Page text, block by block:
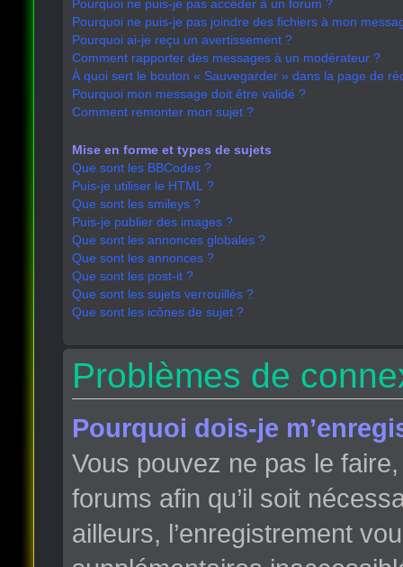
Pourquoi ne puis-je pas accéder à un forum ?
Pourquoi ne puis-je pas joindre des fichiers à mon
Pourquoi ai-je reçu un avertissement ?
Comment rapporter des messages à un modérateur ?
À quoi sert le bouton « Sauvegarder » dans la page de
Pourquoi mon message doit être validé ?
Comment remonter mon sujet ?
Mise en forme et types de sujets
Que sont les BBCodes ?
Puis-je utiliser le HTML ?
Que sont les smileys ?
Puis-je publier des images ?
Que sont les annonces globales ?
Que sont les annonces ?
Que sont les post-it ?
Que sont les sujets verrouillés ?
Que sont les icônes de sujet ?
Problèmes de
Pourquoi dois-je
Vous pouvez ne pas le
forums afin qu’il soit
ailleurs, l’enregistrement